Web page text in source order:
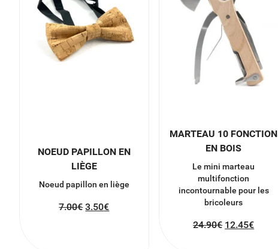
NOEUD PAPILLON EN
LIÈGE
Noeud papillon en liège
7.00€ 3.50€
MARTEAU 10 FONCTION
EN BOIS
Le mini marteau
multifonction
incontournable pour les
bricoleurs
24.90€ 12.45€